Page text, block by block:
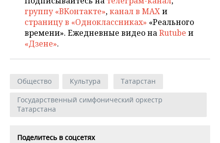
группу «ВКонтакте»,канал в MAXи
страницу в «Одноклассниках» «Реального
времени». Ежедневные видео наRutube и
«Дзене».
Общество Культура
Татарстан
Государственный симфонический оркестр
Татарстана
Поделитесь в соцсетях